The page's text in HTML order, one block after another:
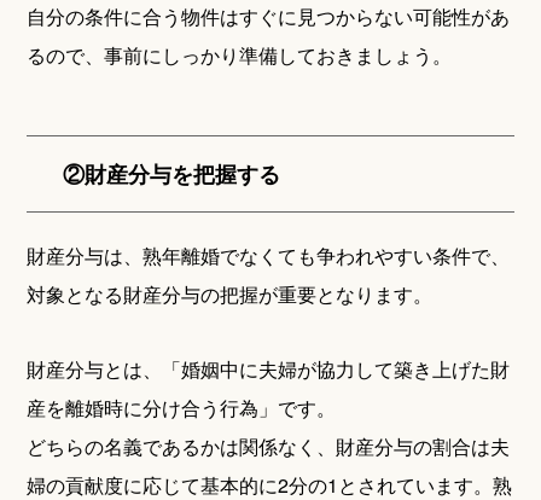
自分の条件に合う物件はすぐに見つからない可能性があ
るので、事前にしっかり準備しておきましょう。
②財産分与を把握する
財産分与は、熟年離婚でなくても争われやすい条件で、
対象となる財産分与の把握が重要となります。
財産分与とは、「婚姻中に夫婦が協力して築き上げた財
産を離婚時に分け合う行為」です。
どちらの名義であるかは関係なく、財産分与の割合は夫
婦の貢献度に応じて基本的に2分の1とされています。熟